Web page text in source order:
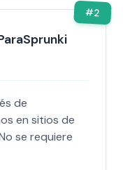
#2
de
en sitios de
se requiere